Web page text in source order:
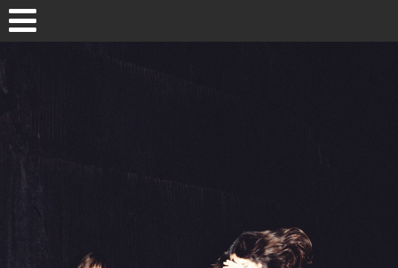
HASIERA / INICIO
AURREO EDIZIOAK / EDICIONES ANTERIORES